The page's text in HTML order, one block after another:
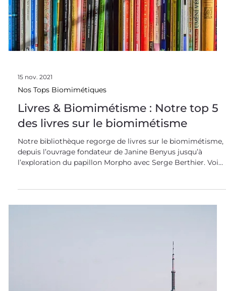
Nos Tops Biomimétiques
des livres sur le biomimétisme
Notre bibliothèque regorge de livres sur le biomimétisme,
orienté autour de l’étude du papillon Morpho . À travers,